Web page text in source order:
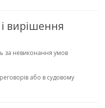
і вирішення
за невиконання умов
або в судовому